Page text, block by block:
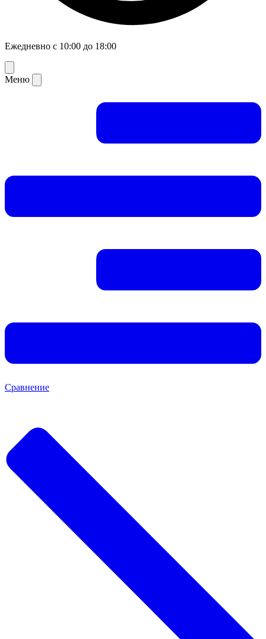
Ежедневно с 10:00 до 18:00
Меню
Сравнение